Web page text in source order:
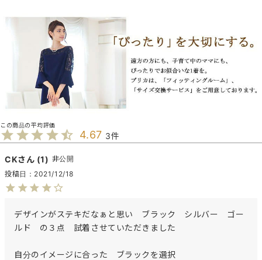
4.67 3
CK 1
非公開
投稿日
2021/12/18
デザインがステキだなぁと思い　ブラック　シルバー　ゴー
ルド　の３点　試着させていただきました
自分のイメージに合った　ブラックを選択